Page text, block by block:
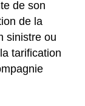
de son
de la
sinistre ou
tarification